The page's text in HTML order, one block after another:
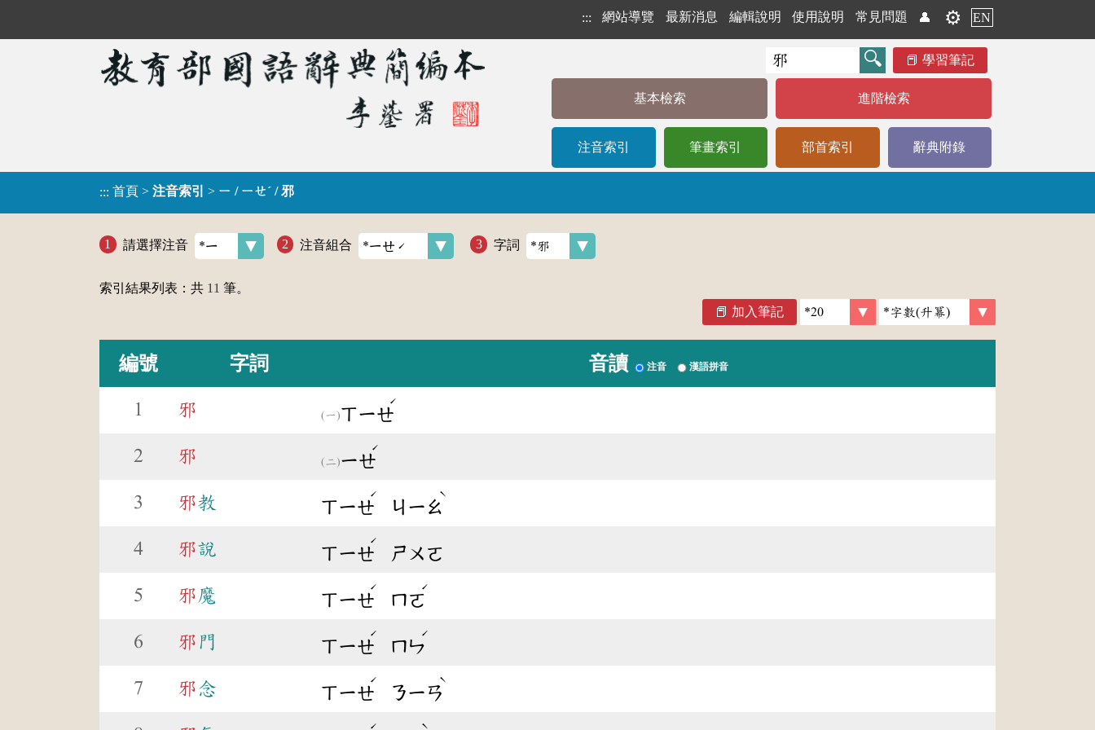
::: 網站導覽 最新消息 編輯說明 使用說明 常見問題 👤 ⚙️ EN
學習筆記
基本檢索 進階檢索
注音索引 筆畫索引 部首索引 辭典附錄
::: 首頁 > 注音索引 > ㄧ / ㄧㄝˊ / 邪
請選擇注音 注音組合 字詞
索引結果列表：共 11 筆。
加入筆記
編號 字詞 音讀 注音 漢語拼音
1 邪 ㄒㄧㄝ
ˊ
2 邪 ㄧㄝ
ˊ
3 邪教 ㄒㄧㄝ
ˊ
ㄐㄧㄠ
ˋ
4 邪說 ㄒㄧㄝ
ˊ
ㄕㄨㄛ
5 邪 魔 ㄒㄧㄝ
ˊ
ㄇㄛ
ˊ
6 邪 門 ㄒㄧㄝ
ˊ
ㄇㄣ
ˊ
7 邪念 ㄒㄧㄝ
ˊ
ㄋㄧㄢ
ˋ
ˊ ˋ